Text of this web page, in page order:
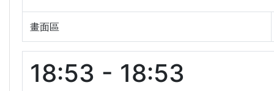
畫面區
18:53 - 18:53